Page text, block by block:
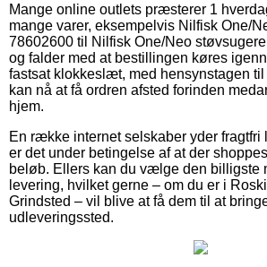
Mange online outlets præsterer 1
mange varer, eksempelvis Nilfisk One/
78602600 til Nilfisk One/Neo
og falder med at bestillingen køres
fastsat klokkeslæt, med hensynstagen til
kan nå at få ordren afsted forinden
hjem.
En række internet selskaber yder fragtfri
er det under betingelse af at der
beløb. Ellers kan du vælge den billigste
levering, hvilket gerne – om du er i
Grindsted – vil blive at få dem til at
udleveringssted.